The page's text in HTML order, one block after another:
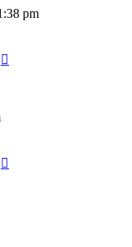
pm